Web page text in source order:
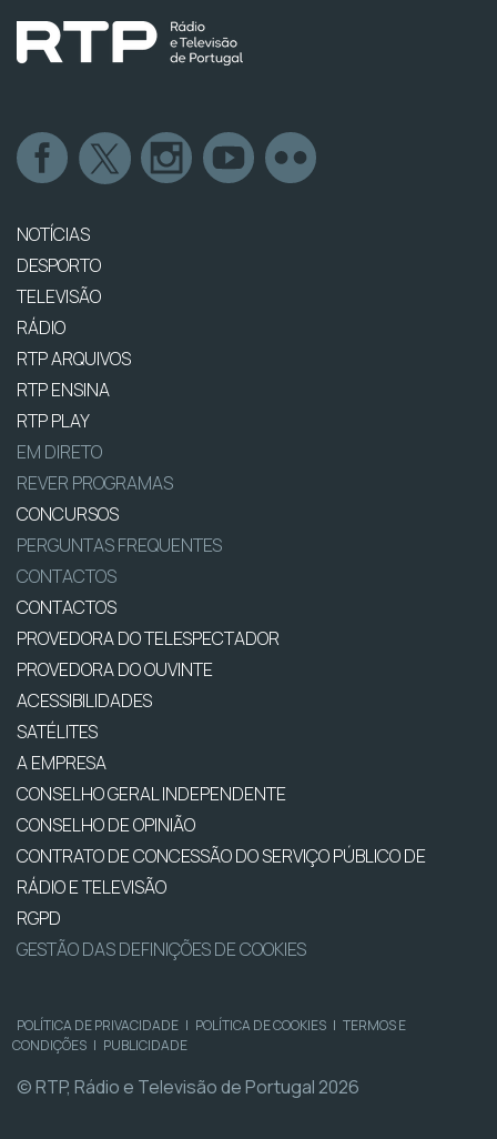
NOTÍCIAS
DESPORTO
TELEVISÃO
RÁDIO
RTP ARQUIVOS
RTP ENSINA
RTP PLAY
EM DIRETO
REVER PROGRAMAS
CONCURSOS
PERGUNTAS FREQUENTES
CONTACTOS
CONTACTOS
PROVEDORA DO TELESPECTADOR
PROVEDORA DO OUVINTE
ACESSIBILIDADES
SATÉLITES
A EMPRESA
CONSELHO GERAL INDEPENDENTE
CONSELHO DE OPINIÃO
CONTRATO DE CONCESSÃO DO SERVIÇO PÚBLICO DE
RÁDIO E TELEVISÃO
RGPD
GESTÃO DAS DEFINIÇÕES DE COOKIES
POLÍTICA DE PRIVACIDADE | POLÍTICA DE COOKIES | TERMOS E
CONDIÇÕES | PUBLICIDADE
© RTP, Rádio e Televisão de Portugal 2026